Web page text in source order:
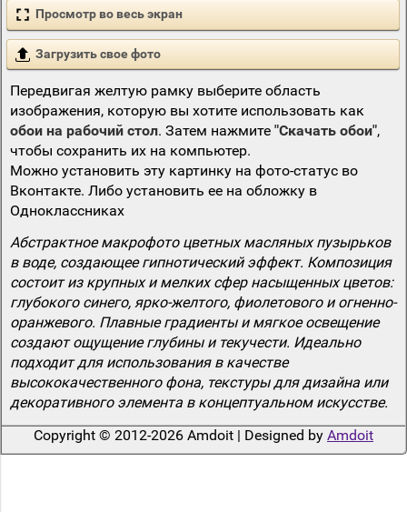
Просмотр во весь экран
Загрузить свое фото
Передвигая желтую рамку выберите область
изображения, которую вы хотите использовать как
обои на рабочий стол. Затем нажмите "Скачать обои",
чтобы сохранить их на компьютер.
Можно установить эту картинку на фото-статус во
Вконтакте. Либо установить ее на обложку в
Одноклассниках
Абстрактное макрофото цветных масляных пузырьков
в воде, создающее гипнотический эффект. Композиция
состоит из крупных и мелких сфер насыщенных цветов:
глубокого синего, ярко-желтого, фиолетового и огненно-
оранжевого. Плавные градиенты и мягкое освещение
создают ощущение глубины и текучести. Идеально
подходит для использования в качестве
высококачественного фона, текстуры для дизайна или
декоративного элемента в концептуальном искусстве.
Copyright © 2012-2026 Amdoit | Designed by Amdoit